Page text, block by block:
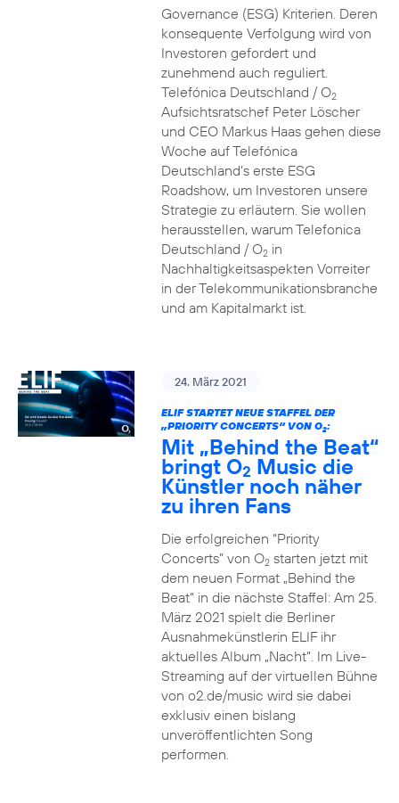
Governance (ESG) Kriterien. Deren
konsequente Verfolgung wird von
Investoren gefordert und
zunehmend auch reguliert.
Telefónica Deutschland / O2
Aufsichtsratschef Peter Löscher
und CEO Markus Haas gehen diese
Woche auf Telefónica
Deutschland’s erste ESG
Roadshow, um Investoren unsere
Strategie zu erläutern. Sie wollen
herausstellen, warum Telefonica
Deutschland / O2in
Nachhaltigkeitsaspekten Vorreiter
in der Telekommunikationsbranche
und am Kapitalmarkt ist.
24. März 2021
ELIF STARTET NEUE STAFFEL DER
„PRIORITY CONCERTS“ VON O2:
Mit „Behind the Beat“
bringt O2 Music die
Künstler noch näher
zu ihren Fans
Die erfolgreichen “Priority
Concerts” von O2starten jetzt mit
dem neuen Format „Behind the
Beat“ in die nächste Staffel: Am 25.
März 2021 spielt die Berliner
Ausnahmekünstlerin ELIF ihr
aktuelles Album „Nacht“. Im Live-
Streaming auf der virtuellen Bühne
von o2.de/music wird sie dabei
exklusiv einen bislang
unveröffentlichten Song
performen.